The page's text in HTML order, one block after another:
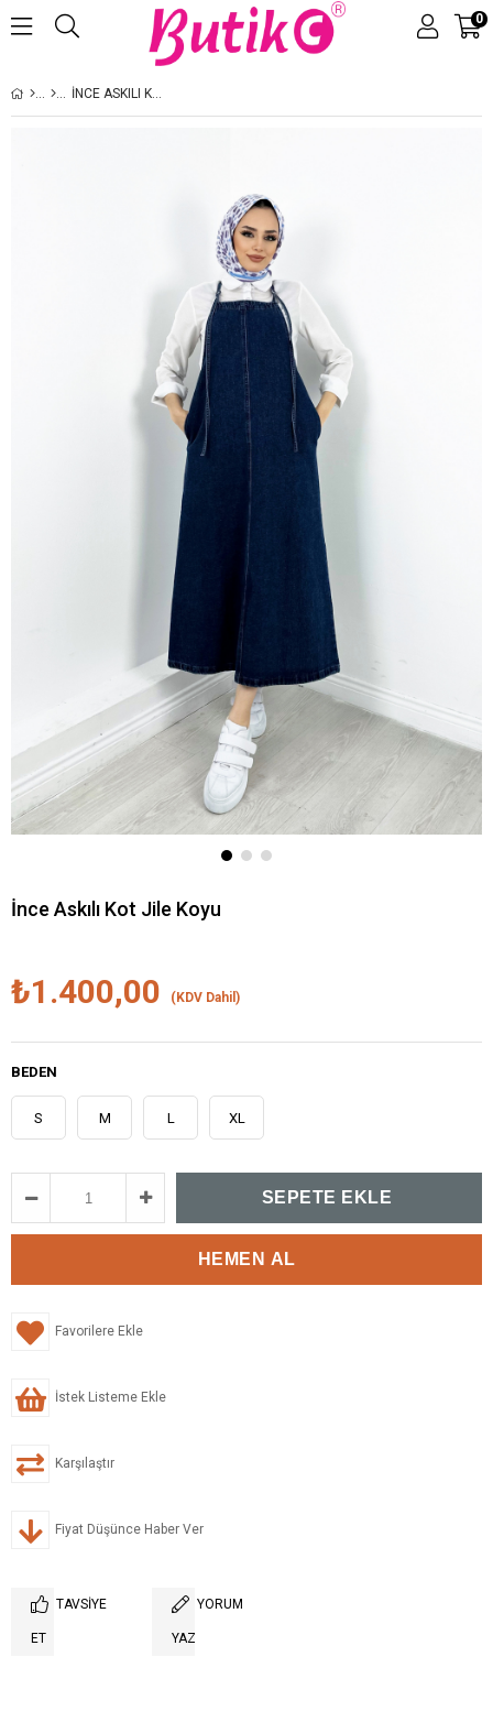
0
İNCE ASKILI KOT JILE KOYU
İnce Askılı Kot Jile Koyu
₺1.400,00 (KDV Dahil)
BEDEN
S M L XL
Favorilere Ekle
İstek Listeme Ekle
Karşılaştır
Fiyat Düşünce Haber Ver
TAVSIYE
ET
YORUM
YAZ